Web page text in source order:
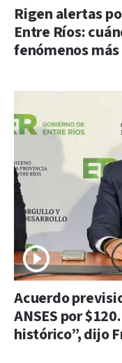
Rigen alertas
Entre Ríos:
fenómenos
Acuerdo
ANSES por
histórico”, dijo